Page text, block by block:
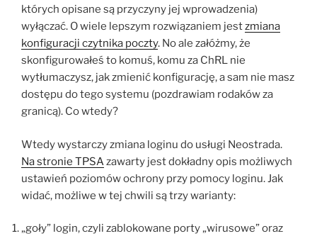
których opisane są przyczyny jej wprowadzenia)
wyłączać. O wiele lepszym rozwiązaniem jestzmiana
konfiguracji czytnika poczty. No ale załóżmy, że
skonfigurowałeś to komuś, komu za ChRL nie
wytłumaczysz, jak zmienić konfigurację, a sam nie masz
dostępu do tego systemu (pozdrawiam rodaków za
granicą). Co wtedy?
Wtedy wystarczy zmiana loginu do usługi Neostrada.
Na stronie TPSAzawarty jest dokładny opis możliwych
ustawień poziomów ochrony przy pomocy loginu. Jak
widać, możliwe w tej chwili są trzy warianty:
„goły” login, czyli zablokowane porty „wirusowe” oraz